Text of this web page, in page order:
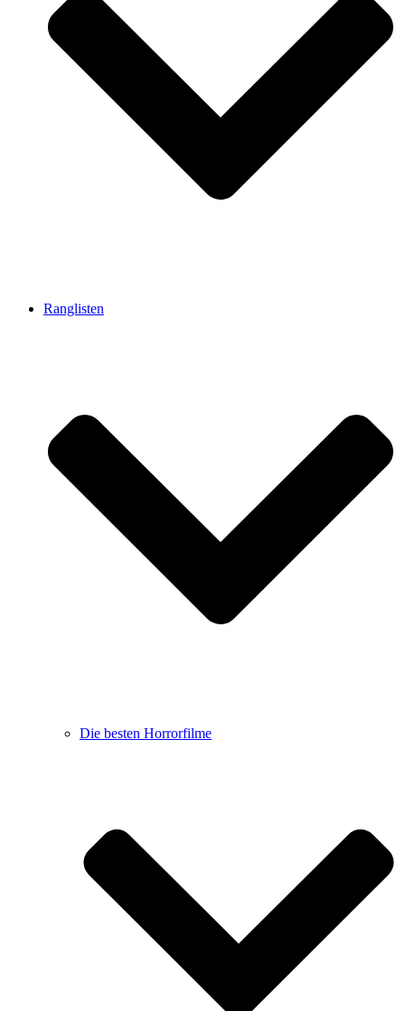
Ranglisten
Die besten Horrorfilme